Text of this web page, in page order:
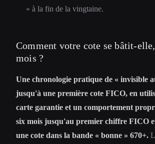
» à la fin de la vingtaine.
Comment votre cote se bâtit-
mois ?
Une chronologie pratique de « invisible
jusqu'à une première cote FICO, en
carte garantie et un comportement
six mois jusqu'au premier chiffre FICO
une cote dans la bande « bonne » 670+.